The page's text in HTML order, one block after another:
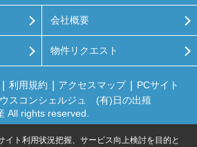
会社概要
物件リクエスト
利用規約 アクセスマップ
PCサイト
スコンシェルジュ (有)日の出殖
All rights reserved.
イト利用状況把握、サービス向上検討を目的と